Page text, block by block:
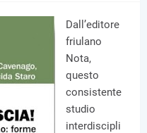
Dall’editore
friulano
Nota,
questo
consistente
studio
interdiscipli